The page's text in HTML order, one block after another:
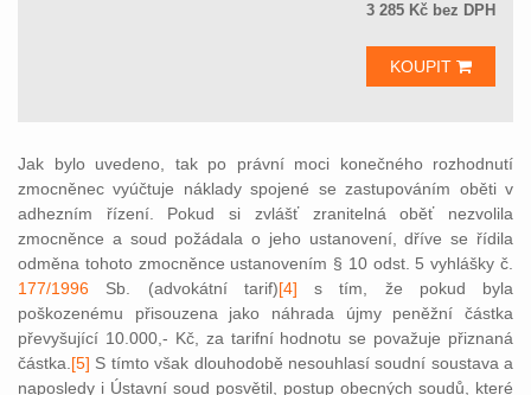
3 285 Kč bez DPH
KOUPIT
Jak bylo uvedeno, tak po právní moci konečného rozhodnutí
zmocněnec vyúčtuje náklady spojené se zastupováním oběti v
adhezním řízení. Pokud si zvlášť zranitelná oběť nezvolila
zmocněnce a soud požádala o jeho ustanovení, dříve se řídila
odměna tohoto zmocněnce ustanovením § 10 odst. 5 vyhlášky č.
177/1996 Sb. (advokátní tarif)[4] s tím, že pokud byla
poškozenému přisouzena jako náhrada újmy peněžní částka
převyšující 10.000,- Kč, za tarifní hodnotu se považuje přiznaná
částka. [5] S tímto však dlouhodobě nesouhlasí soudní soustava a
naposledy i Ústavní soud posvětil, postup obecných soudů, které